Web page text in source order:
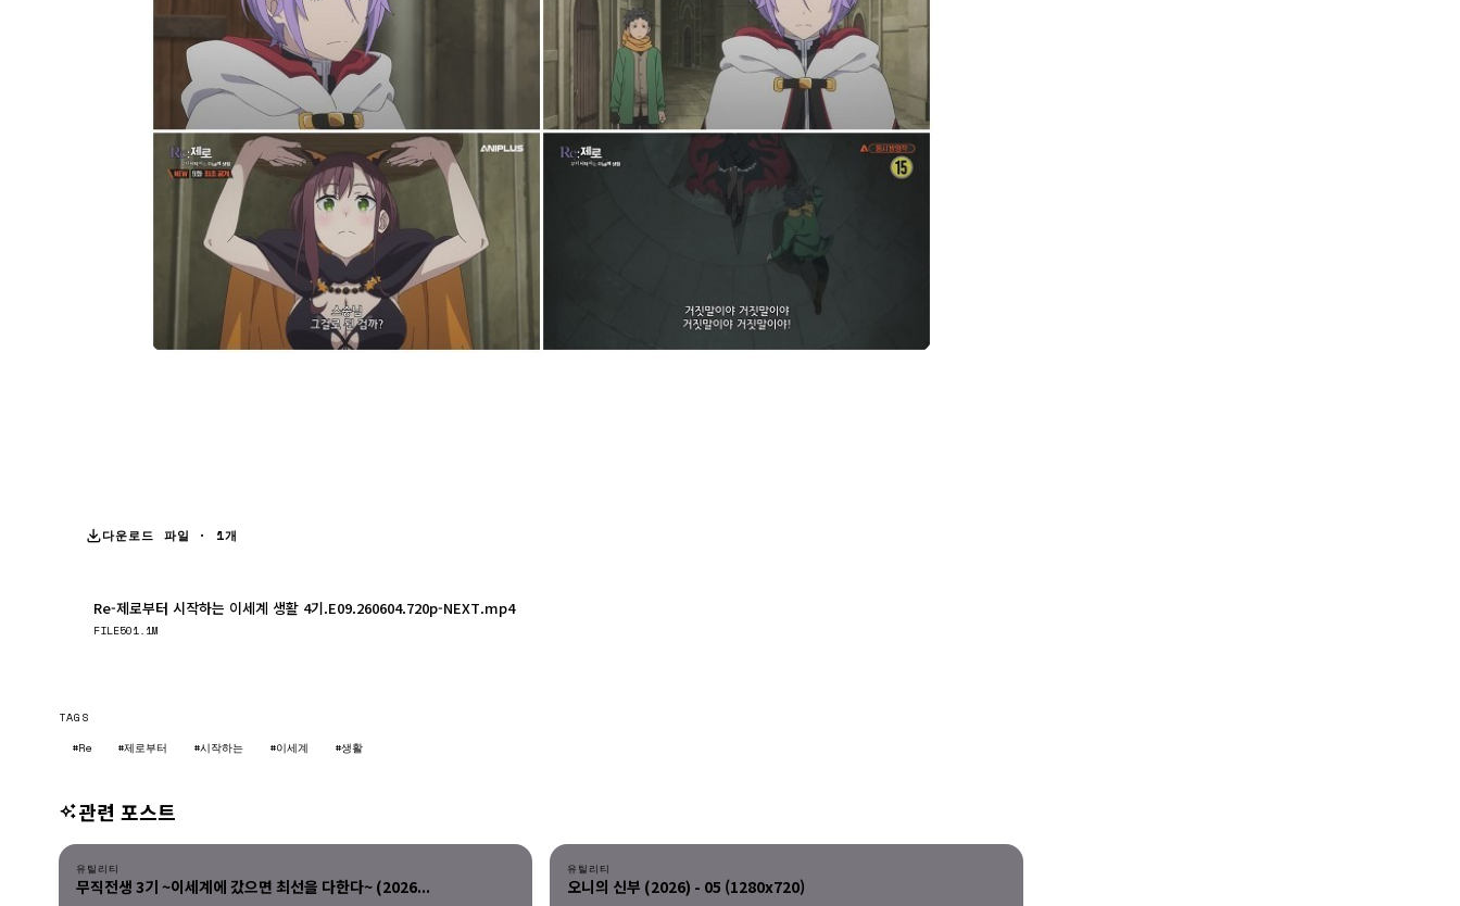
다운로드 파일 · 1개
Re-제로부터 시작하는 이세계 생활 4기.E09.260604.720p-NEXT.mp4
FILE501.1M
TAGS
#Re
#제로부터 #시작하는 #이세계 #생활
관련 포스트
유틸리티
유틸리티
무직전생 3기 ~이세계에 갔으면 최선을 다한다~ (2026...
유틸리티
오니의 신부 (2026) - 05 (1280x720)